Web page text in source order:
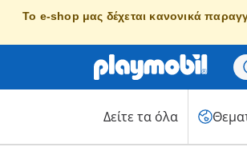
Το e-shop μας δέχεται κανονικά
Δείτε τα όλα